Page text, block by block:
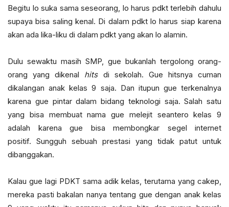
Begitu lo suka sama seseorang, lo harus pdkt terlebih dahulu
supaya bisa saling kenal. Di dalam pdkt lo harus siap karena
akan ada lika-liku di dalam pdkt yang akan lo alamin.
Dulu sewaktu masih SMP, gue bukanlah tergolong orang-
orang yang dikenal hitsdi sekolah. Gue hitsnya cuman
dikalangan anak kelas 9 saja. Dan itupun gue terkenalnya
karena gue pintar dalam bidang teknologi saja. Salah satu
yang bisa membuat nama gue melejit seantero kelas 9
adalah karena gue bisa membongkar segel internet
positif. Sungguh sebuah prestasi yang tidak patut untuk
dibanggakan.
Kalau gue lagi PDKT sama adik kelas, terutama yang cakep,
mereka pasti bakalan nanya tentang gue dengan anak kelas